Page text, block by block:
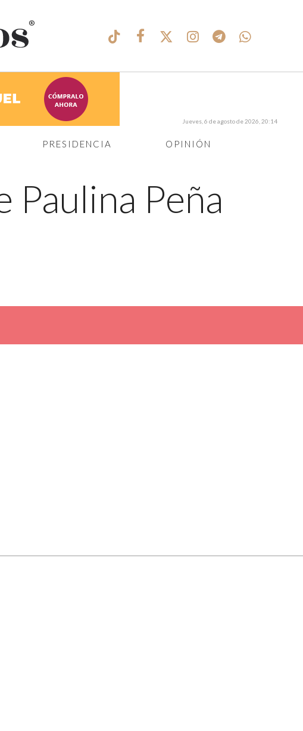
®
PRESIDENCIA OPINIÓN
Jueves, 6 de agosto de 2026, 20:14
Paulina Peña